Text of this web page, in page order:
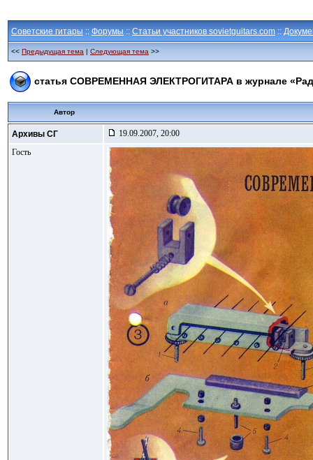
Советские гитары :: Форумы :: Статьи участников sovietguitars.com ::
<< Предыдущая тема | Следующая тема >>
статья СОВРЕМЕННАЯ ЭЛЕКТРОГИТАРА в журнале
Автор
Архивы СГ
19.09.2007, 20:00
Гость